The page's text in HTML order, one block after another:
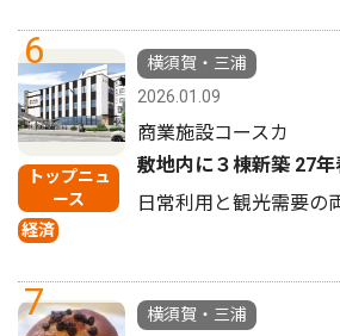
6
トップニュ
ース
経済
横須賀・三浦
2026.01.09
商業施設コースカ
敷地内に３棟新築 27
日常利用と観光需要の
7
横須賀・三浦